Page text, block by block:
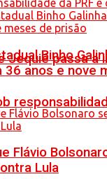
Jequié passa a
Binho
36 anos e nove
Flávio
Lula